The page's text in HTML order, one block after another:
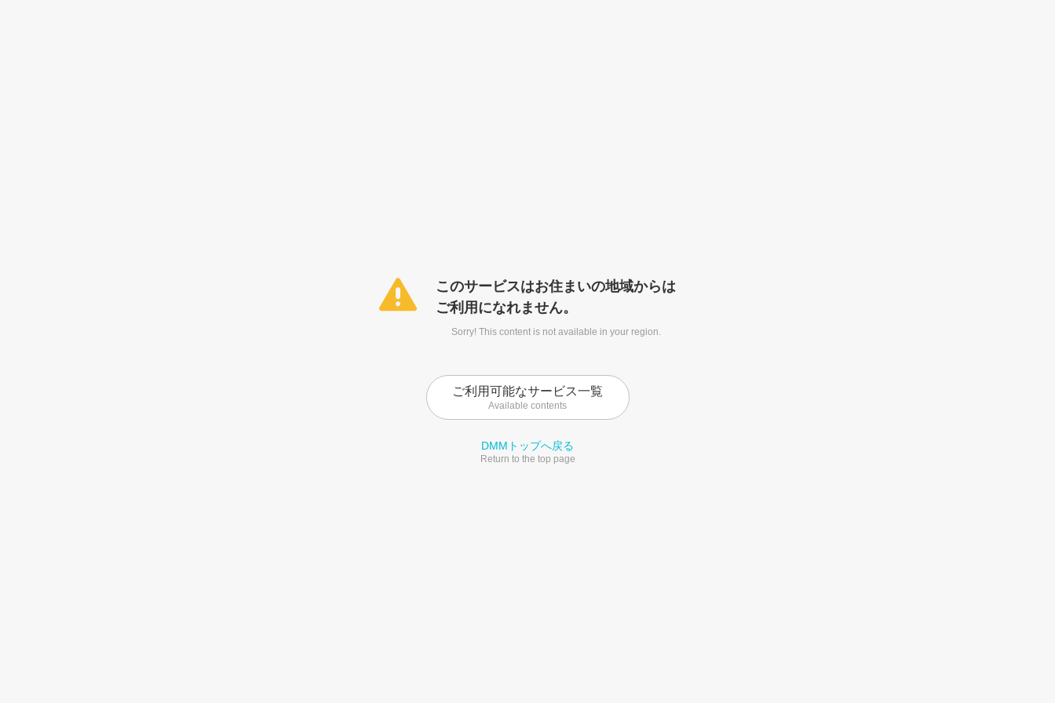
このサービスはお住まいの地域からは
ご利用になれません。
Sorry! This content is not available in your region.
ご利用可能なサービス一覧
Available contents
DMMトップへ戻る
Return to the top page